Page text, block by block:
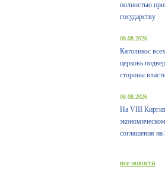
полностью
государству
08.08.2026
Католикос
церковь
стороны
08.08.2026
На VIII
соглашения
все новости